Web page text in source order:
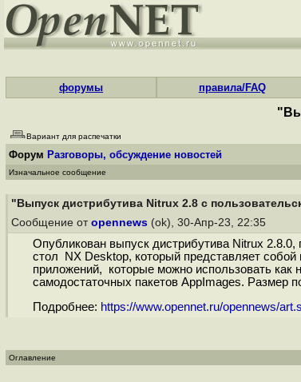
форумы правила/FAQ
Вариант для распечатки
Форум Разговоры, обсуждение новостей
Изначальное сообщение
"Выпуск дистрибутива Nitrux 2.8 с
Сообщение от opennews (ok), 30-Апр-23, 22:35
Опубликован выпуск дистрибутива Nitrux 2.8.0,
стол NX Desktop, который представляет
приложений, которые можно использовать как
самодостаточных пакетов AppImages. Размер
Подробнее: https://www.opennet.ru/opennews/
Оглавление